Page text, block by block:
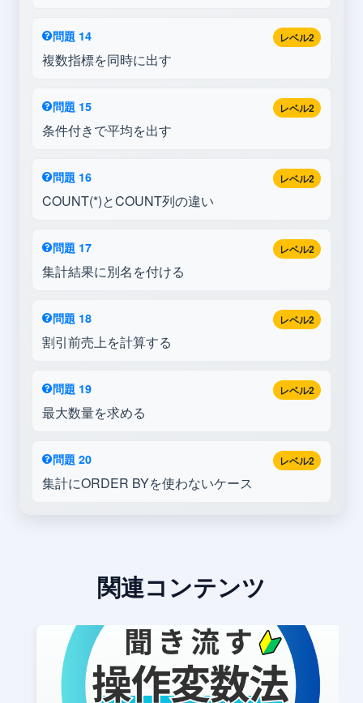
レベル2
問題 14
複数指標を同時に出す
レベル2
問題 15
条件付きで平均を出す
レベル2
問題 16
COUNT(*)とCOUNT列の違い
レベル2
問題 17
集計結果に別名を付ける
レベル2
問題 18
割引前売上を計算する
レベル2
問題 19
最大数量を求める
レベル2
問題 20
集計にORDER BYを使わないケース
関連コンテンツ